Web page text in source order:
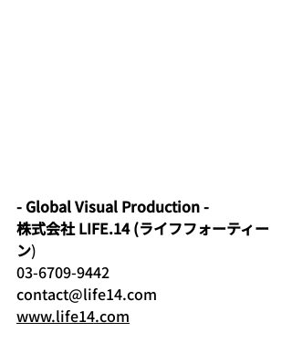
- Global Visual Production -
株式会社 LIFE.14 (ライフフォーティー
ン)
03-6709-9442
contact@life14.com
www.life14.com